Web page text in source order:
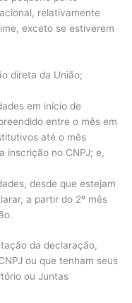
relativamente
exceto se estiverem
direta da União;
em início de
entre o mês em
até o mês
inscrição no CNPJ; e,
desde que estejam
a partir do 2º mês
da declaração,
ou que tenham seus
ou Juntas